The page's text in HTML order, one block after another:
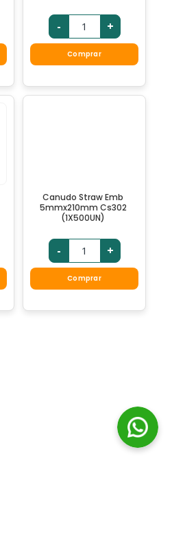
- +
Comprar
Canudo Straw Emb
5mmx210mm Cs302
(1X500UN)
- +
Comprar